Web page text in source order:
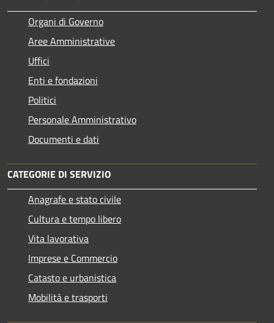
Organi di Governo
Aree Amministrative
Uffici
Enti e fondazioni
Politici
Personale Amministrativo
Documenti e dati
CATEGORIE DI SERVIZIO
Anagrafe e stato civile
Cultura e tempo libero
Vita lavorativa
Imprese e Commercio
Catasto e urbanistica
Mobilità e trasporti